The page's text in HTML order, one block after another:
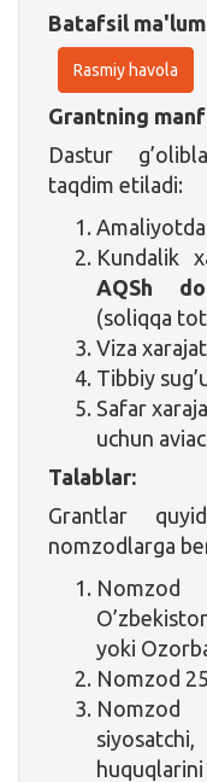
Batafsil
Rasmiy havola
Grantning
Dastur
taqdim etiladi:
Kundalik
AQSh
(soliqqa
Viza
Tibbiy
Safar
uchun
Talablar:
Grantlar
nomzodlarga
Nomzod
yoki
Nomzod
Nomzod